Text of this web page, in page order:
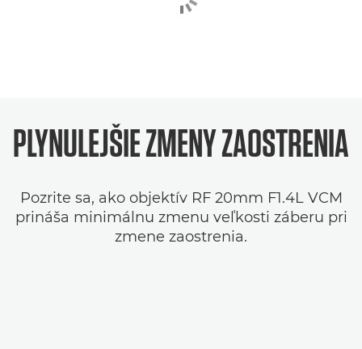
PLYNULEJŠIE ZMENY ZAOSTRENIA
Pozrite sa, ako objektív RF 20mm F1.4L VCM
prináša minimálnu zmenu veľkosti záberu pri
zmene zaostrenia.